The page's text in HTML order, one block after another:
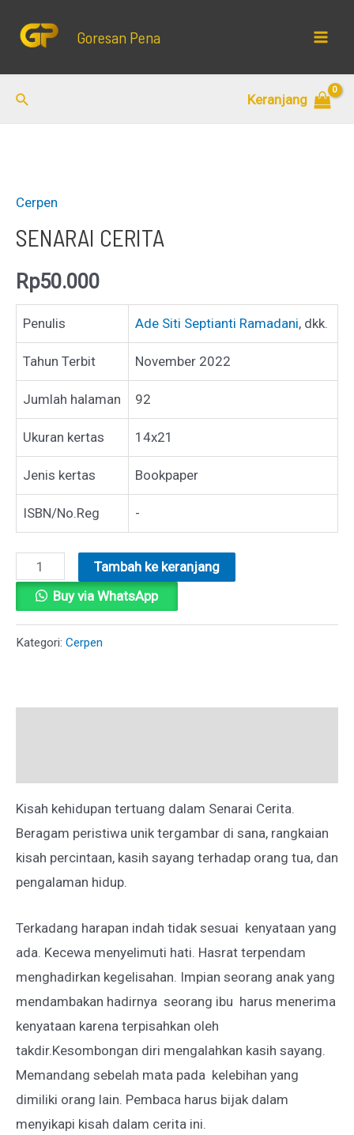
Goresan Pena
Cari Keranjang
Cerpen
SENARAI CERITA
Rp50.000
Penulis Ade Siti Septianti Ramadani, dkk.
Tahun Terbit November 2022
Jumlah halaman 92
Ukuran kertas 14x21
Jenis kertas Bookpaper
ISBN/No.Reg -
Kuantitas
SENARAI
CERITA
Tambah ke keranjang
Buy via WhatsApp
Kategori: Cerpen
Kisah kehidupan tertuang dalam Senarai Cerita.
Beragam peristiwa unik tergambar di sana, rangkaian
kisah percintaan, kasih sayang terhadap orang tua, dan
pengalaman hidup.
Terkadang harapan indah tidak sesuai kenyataan yang
ada. Kecewa menyelimuti hati. Hasrat terpendam
menghadirkan kegelisahan. Impian seorang anak yang
mendambakan hadirnya seorang ibu harus menerima
kenyataan karena terpisahkan oleh
takdir.Kesombongan diri mengalahkan kasih sayang.
Memandang sebelah mata pada kelebihan yang
dimiliki orang lain. Pembaca harus bijak dalam
menyikapi kisah dalam cerita ini.